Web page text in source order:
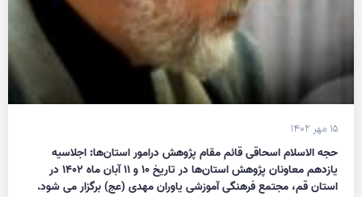
۱۵ مهر ۱۴۰۲
حجه الاسلام اسحاقی قائم مقام پژوهش درامور استان‌ها: اجلاسیه
یازدهم معاونان پژوهش استان‌ها در تاریخ ۱۰ و ۱۱ آبان ماه ۱۴۰۲ در
استان قم، مجتمع فرهنگی آموزشی یاوران مهدی (عج) برگزار می شود.